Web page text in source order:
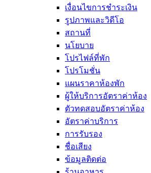
เงื่อนไขการชำระเงิน
รูปภาพและวิดีโอ
สถานที่
นโยบาย
โปรไฟล์ที่พัก
โปรโมชั่น
แผนราคาห้องพัก
ผู้ให้บริการอัตราค่าห้อง
ตัวทดสอบอัตราค่าห้อง
อัตราค่าบริการ
การรับรอง
ชื่อเสียง
ข้อมูลติดต่อ